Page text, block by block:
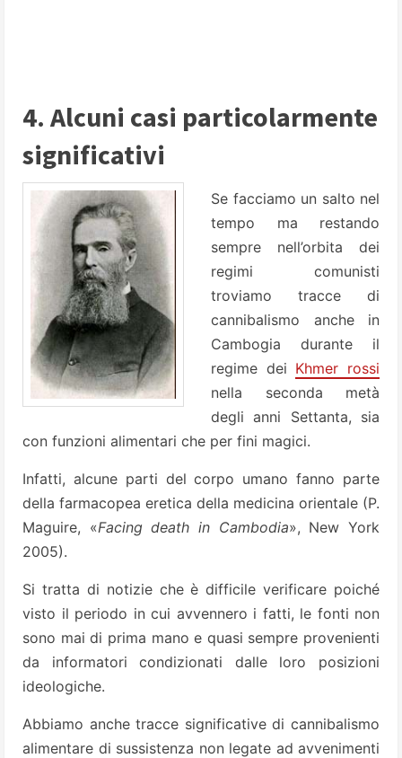
4. Alcuni casi particolarmente
significativi
Se facciamo un salto nel
tempo ma restando
sempre nell’orbita dei
regimi comunisti
troviamo tracce di
cannibalismo anche in
Cambogia durante il
regime dei Khmer rossi
nella seconda metà
degli anni Settanta, sia
con funzioni alimentari che per fini magici.
Infatti, alcune parti del corpo umano fanno parte
della farmacopea eretica della medicina orientale (P.
Maguire, «Facing death in Cambodia», New York
2005).
Si tratta di notizie che è difficile verificare poiché
visto il periodo in cui avvennero i fatti, le fonti non
sono mai di prima mano e quasi sempre provenienti
da informatori condizionati dalle loro posizioni
ideologiche.
Abbiamo anche tracce significative di cannibalismo
alimentare di sussistenza non legate ad avvenimenti